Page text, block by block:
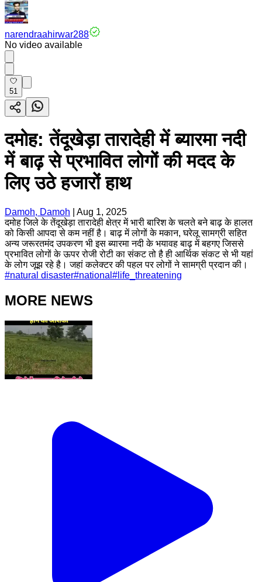
narendraahirwar288
No video available
51
दमोह: तेंदूखेड़ा तारादेही में ब्यारमा नदी
में बाढ़ से प्रभावित लोगों की मदद के
लिए उठे हजारों हाथ
Damoh, Damoh
Aug 1, 2025
दमोह जिले के तेंदूखेड़ा तारादेही क्षेत्र में भारी बारिश के चलते बने बाढ़ के हालत
को किसी आपदा से कम नहीं है। बाढ़ में लोगों के मकान, घरेलू सामग्री सहित
अन्य जरूरतमंद उपकरण भी इस ब्यारमा नदी के भयावह बाढ़ में बहगए जिससे
प्रभावित लोगों के ऊपर रोजी रोटी का संकट तो है ही आर्थिक संकट से भी यहां
के लोग जूझ रहे है। जहां कलेक्टर की पहल पर लोगों ने सामग्री प्रदान की।
#natural disaster#national # life_threatening
MORE NEWS